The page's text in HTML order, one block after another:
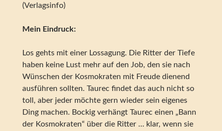
(Verlagsinfo)
Mein Eindruck:
Los gehts mit einer Lossagung. Die Ritter der Tiefe
haben keine Lust mehr auf den Job, den sie nach
Wünschen der Kosmokraten mit Freude dienend
ausführen sollten. Taurec findet das auch nicht so
toll, aber jeder möchte gern wieder sein eigenes
Ding machen. Bockig verhängt Taurec einen „Bann
der Kosmokraten“ über die Ritter … klar, wenn sie